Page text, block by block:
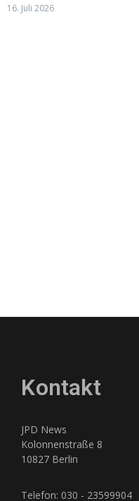
16. Juli 2026
Kontakt
JPD News
Kolonnenstraße 8
10827 Berlin
Telefon: 030 - 23599904